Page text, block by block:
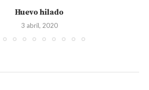
Huevo hilado
3 abril, 2020